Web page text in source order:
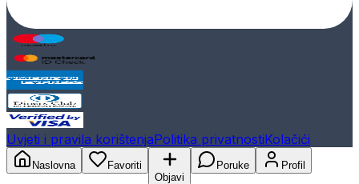
Uvjeti i pravila korištenjaPolitika privatnostiKolačići
Naslovna
Favoriti
Objavi
Poruke Profil